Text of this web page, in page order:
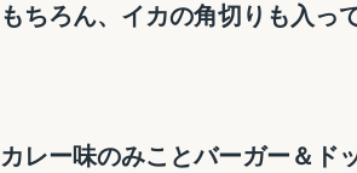
もちろん、イカの角切りも入っ
カレー味のみことバーガー＆ド